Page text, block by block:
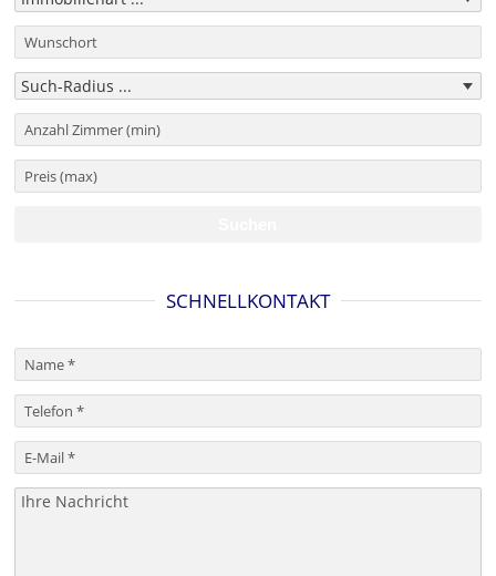
SCHNELLKONTAKT